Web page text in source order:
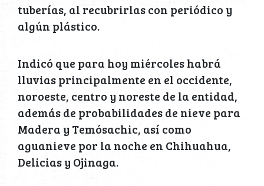
tuberías, al recubrirlas con periódico y
algún plástico.
Indicó que para hoy miércoles habrá
lluvias principalmente en el occidente,
noroeste, centro y noreste de la entidad,
además de probabilidades de nieve para
Madera y Temósachic, así como
aguanieve por la noche en Chihuahua,
Delicias y Ojinaga.